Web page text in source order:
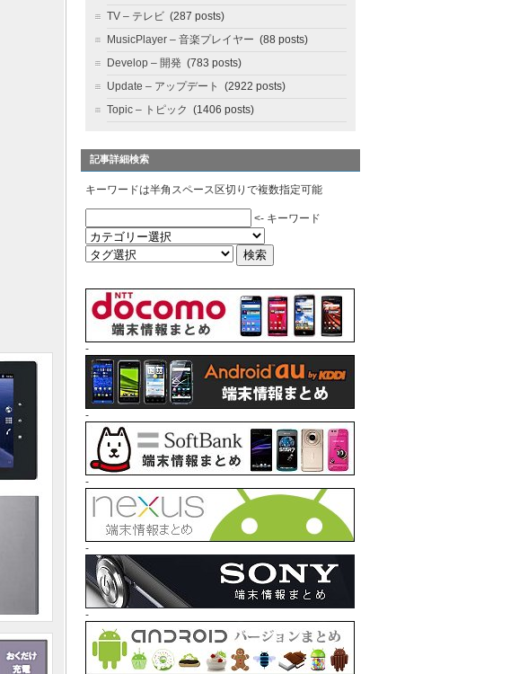
TV – テレビ (287 posts)
MusicPlayer – 音楽プレイヤー (88 posts)
Develop – 開発 (783 posts)
Update – アップデート
(2922 posts)
Topic – トピック (1406 posts)
記事詳細検索
キーワードは半角スペース区切りで複数指定可能
<- キーワード
-
-
-
-
-